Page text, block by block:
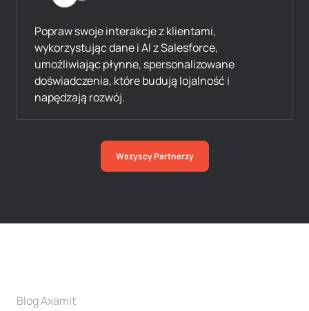
Popraw swoje interakcje z klientami,
wykorzystując dane i AI z Salesforce,
umożliwiając płynne, spersonalizowane
doświadczenia, które budują lojalność i
napędzają rozwój.
Wszyscy Partnerzy
Blog Axamit